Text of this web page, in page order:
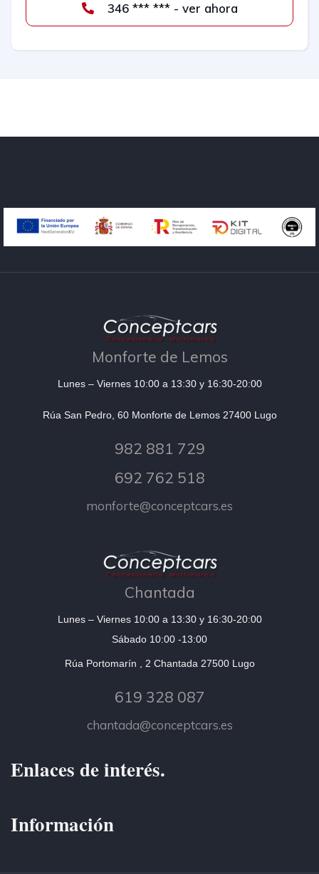
346 *** *** - ver ahora
Monforte de Lemos
Lunes – Viernes 10:00 a 13:30 y 16:30-20:00
Rúa San Pedro, 60 Monforte de Lemos 27400 Lugo
982 881 729
692 762 518
monforte@conceptcars.es
Chantada
Lunes – Viernes 10:00 a 13:30 y 16:30-20:00
Sábado 10:00 -13:00
Rúa Portomarín , 2 Chantada 27500 Lugo
619 328 087
chantada@conceptcars.es
Enlaces de interés.
Información